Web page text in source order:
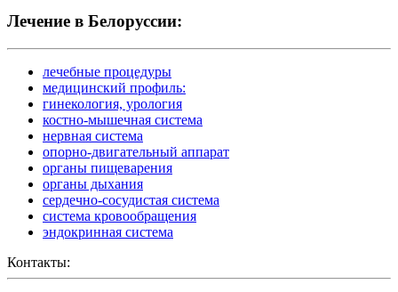
Лечение в Белоруссии:
лечебные процедуры
медицинский профиль:
гинекология, урология
костно-мышечная система
нервная система
опорно-двигательный аппарат
органы пищеварения
органы дыхания
сердечно-сосудистая система
система кровообращения
эндокринная система
Контакты: